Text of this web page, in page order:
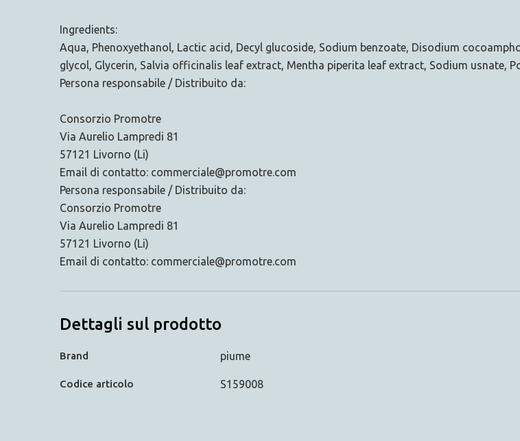
Ingredients:
Aqua, Phenoxyethanol, Lactic acid, Decyl glucoside, Sodium benzoate, Disodium
glycol, Glycerin, Salvia officinalis leaf extract, Mentha piperita leaf extract, Sodium usnate,
Persona responsabile / Distribuito da:
Consorzio Promotre
Via Aurelio Lampredi 81
57121 Livorno (Li)
Email di contatto: commerciale@promotre.com
Persona responsabile / Distribuito da:
Consorzio Promotre
Via Aurelio Lampredi 81
57121 Livorno (Li)
Email di contatto: commerciale@promotre.com
Dettagli sul prodotto
Brand piume
Codice articolo S159008